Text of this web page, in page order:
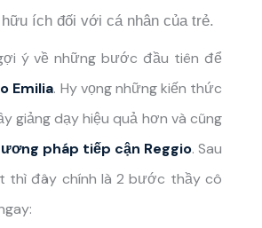
ích đối với cá nhân của trẻ.
ý về những bước đầu tiên để
Emilia. Hy vọng những kiến thức
giảng dạy hiệu quả hơn và cũng
pháp tiếp cận Reggio. Sau
thì đây chính là 2 bước thầy cô